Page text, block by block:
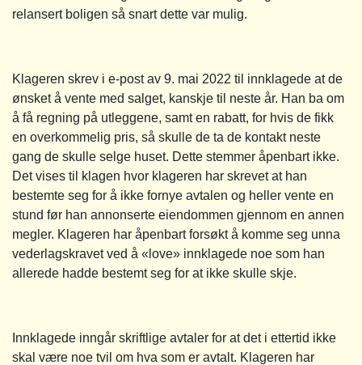
relansert boligen så snart dette var mulig.
Klageren skrev i e-post av 9. mai 2022 til innklagede at de
ønsket å vente med salget, kanskje til neste år. Han ba om
å få regning på utleggene, samt en rabatt, for hvis de fikk
en overkommelig pris, så skulle de ta de kontakt neste
gang de skulle selge huset. Dette stemmer åpenbart ikke.
Det vises til klagen hvor klageren har skrevet at han
bestemte seg for å ikke fornye avtalen og heller vente en
stund før han annonserte eiendommen gjennom en annen
megler. Klageren har åpenbart forsøkt å komme seg unna
vederlagskravet ved å «love» innklagede noe som han
allerede hadde bestemt seg for at ikke skulle skje.
Innklagede inngår skriftlige avtaler for at det i ettertid ikke
skal være noe tvil om hva som er avtalt. Klageren har